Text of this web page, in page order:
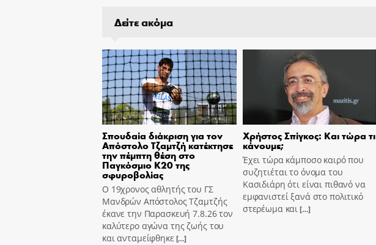
Δείτε ακόμα
Σπουδαία διάκριση για τον
Απόστολο Τζαμτζή κατέκτησε
την πέμπτη θέση στο
Παγκόσμιο Κ20 της
σφυροβολίας
Ο 19χρονος αθλητής του ΓΣ
Μανδρών Απόστολος Τζαμτζής
έκανε την Παρασκευή 7.8.26 τον
καλύτερο αγώνα της ζωής του
και ανταμείφθηκε […]
Χρήστος Σπίγκος: Και τώρα τι
κάνουμε;
Έχει τώρα κάμποσο καιρό που
συζητιέται το όνομα του
Κασιδιάρη ότι είναι πιθανό να
εμφανιστεί ξανά στο πολιτικό
στερέωμα και[…]